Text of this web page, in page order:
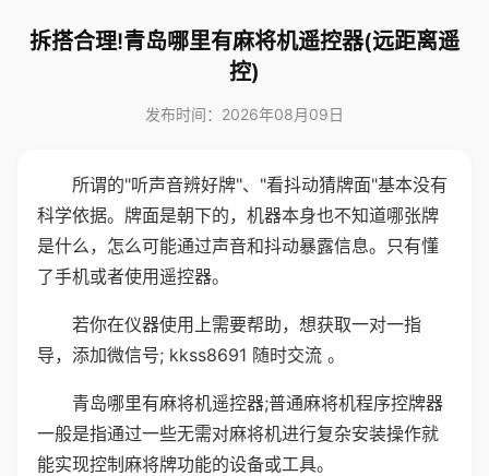
拆搭合理!青岛哪里有麻将机遥控器(远距离遥
控)
发布时间：2026年08月09日
所谓的"听声音辨好牌"、"看抖动猜牌面"基本没有
科学依据。牌面是朝下的，机器本身也不知道哪张牌
是什么，怎么可能通过声音和抖动暴露信息。只有懂
了手机或者使用遥控器。
若你在仪器使用上需要帮助，想获取一对一指
导，添加微信号; kkss8691 随时交流 。
青岛哪里有麻将机遥控器;普通麻将机程序控牌器
一般是指通过一些无需对麻将机进行复杂安装操作就
能实现控制麻将牌功能的设备或工具。